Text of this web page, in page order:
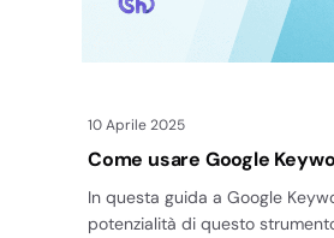
10 Aprile 2025
Come usare Google
In questa guida a Google
potenzialità di questo